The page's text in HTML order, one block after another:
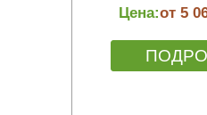
Цена:от 5